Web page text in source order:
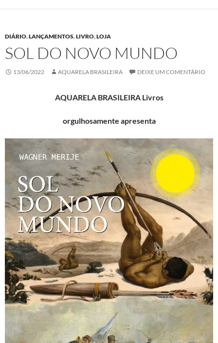
DIÁRIO,LANÇAMENTOS,LIVRO,LOJA
SOL DO NOVO MUNDO
13/06/2022 AQUARELA BRASILEIRA DEIXE UM COMENTÁRIO
AQUARELA BRASILEIRA Livros
orgulhosamente apresenta